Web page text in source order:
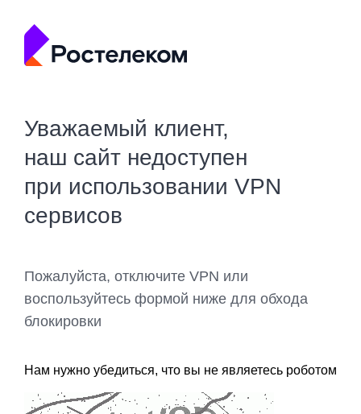
Уважаемый клиент,
наш сайт недоступен
при использовании VPN
сервисов
Пожалуйста, отключите VPN или
воспользуйтесь формой ниже для обхода
блокировки
Нам нужно убедиться, что вы не являетесь роботом